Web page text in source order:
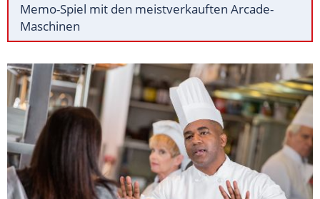
Memo-Spiel mit den meistverkauften Arcade-
Maschinen